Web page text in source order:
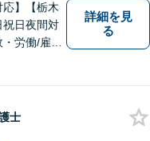
応】【栃木
祝日夜間対
労働/雇用
詳細を見
る
士